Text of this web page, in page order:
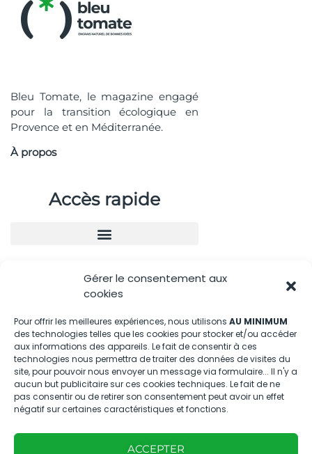
Gérer le consentement aux
cookies
Pour offrir les meilleures expériences, nous utilisons AU MINIMUM
des technologies telles que les cookies pour stocker et/ou accéder
aux informations des appareils. Le fait de consentir à ces
technologies nous permettra de traiter des données de visites du
site, pour pouvoir nous envoyer un message via formulaire... Il n'y a
aucun but publicitaire sur ces cookies techniques. Le fait de ne
pas consentir ou de retirer son consentement peut avoir un effet
négatif sur certaines caractéristiques et fonctions.
ACCEPTER
Bleu Tomate, le magazine engagé
pour la transition écologique en
Provence et en Méditerranée.
À propos
Accès rapide
Nous contacter
contactBT@bleu-tomate.fr
Kit média
Kit média Bleu Tomate
Nous suivre